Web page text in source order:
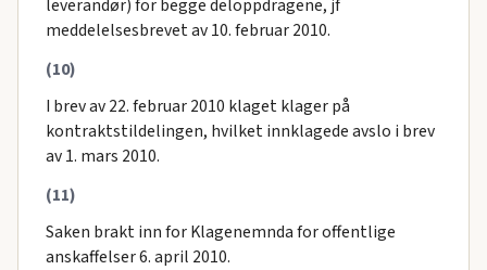
leverandør) for begge deloppdragene, jf
meddelelsesbrevet av 10. februar 2010.
(10)
I brev av 22. februar 2010 klaget klager på
kontraktstildelingen, hvilket innklagede avslo i brev
av 1. mars 2010.
(11)
Saken brakt inn for Klagenemnda for offentlige
anskaffelser 6. april 2010.